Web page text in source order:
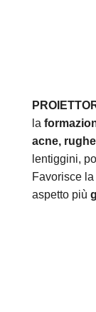
la
acne,
lentiggini,
Favorisce la
aspetto più